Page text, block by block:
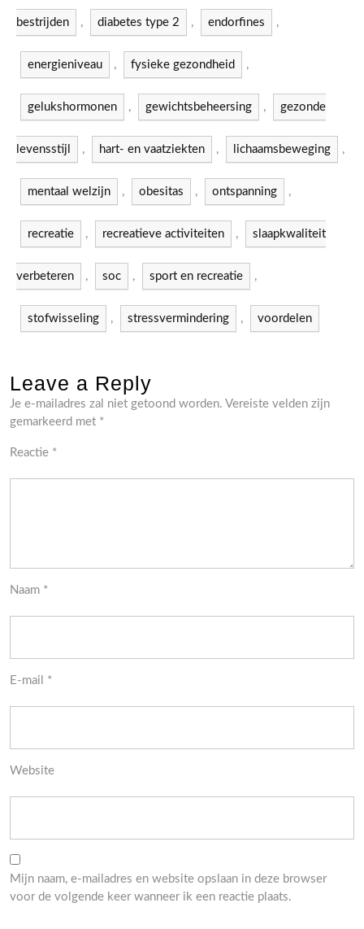
bestrijden , diabetes type 2 , endorfines ,
energieniveau , fysieke gezondheid ,
gelukshormonen , gewichtsbeheersing , gezonde
levensstijl , hart- en vaatziekten , lichaamsbeweging ,
mentaal welzijn , obesitas , ontspanning ,
recreatie , recreatieve activiteiten , slaapkwaliteit
verbeteren , soc , sport en recreatie ,
stofwisseling , stressvermindering , voordelen
Leave a Reply
Je e-mailadres zal niet getoond worden. Vereiste velden zijn
gemarkeerd met *
Reactie *
Naam *
E-mail *
Website
Mijn naam, e-mailadres en website opslaan in deze browser
voor de volgende keer wanneer ik een reactie plaats.